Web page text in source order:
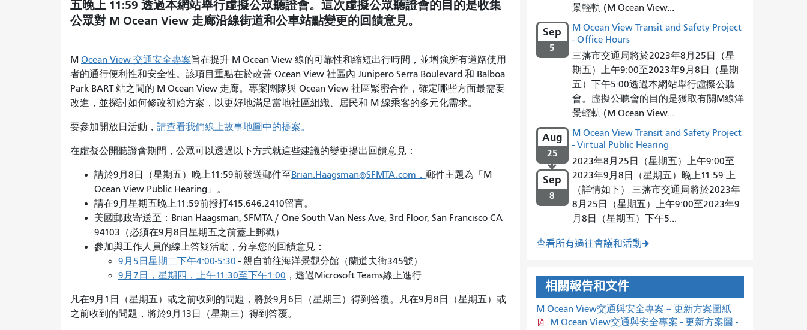
五晚上 11:59 透過本網站舉行虛擬公眾聽證會。這次虛擬公眾聽證會的目的是收集
公眾對 M Ocean View 走廊沿線街道和公車站點變更的回饋意見。
M Ocean View 交通安全專案旨在提升 M Ocean View 線的可靠性和縮短出行時間，並增強所有道路使用
者的通行便利性和安全性。該項目重點在於改善 Ocean View 社區內 Junipero Serra Boulevard 和 Balboa
Park BART 站之間的 M Ocean View 走廊。專案團隊與 Ocean View 社區緊密合作，確定哪些方面最需要
改進，並探討如何修改初始方案，以更好地滿足當地社區組織、居民和 M 線乘客的多元化需求。
要參加開放日活動， 請查看我們線上故事地圖中的提案。
在虛擬公開聽證會期間，公眾可以透過以下方式就這些建議的變更提出回饋意見：
請於9月8日（星期五）晚上11:59前發送郵件至Brian.Haagsman@SFMTA.com， 郵件主題為「M
Ocean View Public Hearing」。
請在9月星期五晚上11:59前撥打415.646.2410留言。
美國郵政寄送至：Brian Haagsman, SFMTA / One South Van Ness Ave, 3rd Floor, San Francisco CA
94103（必須在9月8日星期五之前蓋上郵戳）
參加與工作人員的線上答疑活動，分享您的回饋意見：
9月5日星期二下午4:00-5:30 - 親自前往海洋景觀分館（蘭道夫街345號）
9月7日，星期四，上午11:30至下午1:00 ，透過Microsoft Teams線上進行
凡在9月1日（星期五）或之前收到的問題，將於9月6日（星期三）得到答覆。凡在9月8日（星期五）或
之前收到的問題，將於9月13日（星期三）得到答覆。
景輕軌 (M Ocean View...
Sep
5
M Ocean View Transit and Safety Project
- Office Hours
三藩市交通局將於2023年8月25日（星
期五）上午9:00至2023年9月8日（星期
五）下午5:00透過本網站舉行虛擬公聽
會。虛擬公聽會的目的是獲取有關M線洋
景輕軌 (M Ocean View...
Aug
25

Sep
8
M Ocean View Transit and Safety Project
- Virtual Public Hearing
2023年8月25日（星期五）上午9:00至
2023年9月8日（星期五）晚上11:59 上
（詳情如下） 三藩市交通局將於2023年
8月25日（星期五）上午9:00至2023年9
月8日（星期五）下午5...
查看所有過往會議和活動
相關報告和文件
M Ocean View交通與安全專案－更新方案圖紙
M Ocean View交通與安全專案 - 更新方案圖 -